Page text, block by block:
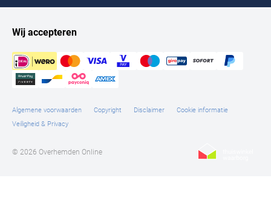
Wij accepteren
Algemene voorwaarden Copyright Disclaimer
Cookie informatie
Veiligheid & Privacy
© 2026 Overhemden Online